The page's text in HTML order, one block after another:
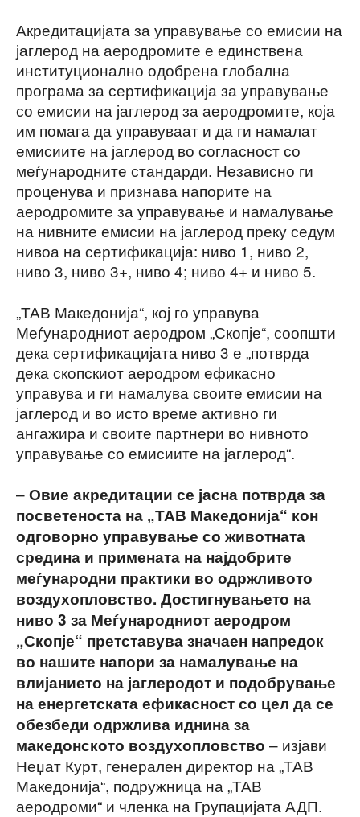
Акредитацијата за управување со емисии на
јаглерод на аеродромите е единствена
институционално одобрена глобална
програма за сертификација за управување
со емисии на јаглерод за аеродромите, која
им помага да управуваат и да ги намалат
емисиите на јаглерод во согласност со
меѓународните стандарди. Независно ги
проценува и признава напорите на
аеродромите за управување и намалување
на нивните емисии на јаглерод преку седум
нивоа на сертификација: ниво 1, ниво 2,
ниво 3, ниво 3+, ниво 4; ниво 4+ и ниво 5.
„ТАВ Македонија“, кој го управува
Меѓународниот аеродром „Скопје“, соопшти
дека сертификацијата ниво 3 е „потврда
дека скопскиот аеродром ефикасно
управува и ги намалува своите емисии на
јаглерод и во исто време активно ги
ангажира и своите партнери во нивното
управување со емисиите на јаглерод“.
–Овие акредитации се јасна потврда за
посветеноста на „ТАВ Македонија“ кон
одговорно управување со животната
средина и примената на најдобрите
меѓународни практики во одржливото
воздухопловство. Достигнувањето на
ниво 3 за Меѓународниот аеродром
„Скопје“ претставува значаен напредок
во нашите напори за намалување на
влијанието на јаглеродот и подобрување
на енергетската ефикасност со цел да се
обезбеди одржлива иднина за
македонското воздухопловство – изјави
Неџат Курт, генерален директор на „ТАВ
Македонија“, подружница на „ТАВ
аеродроми“ и членка на Групацијата АДП.